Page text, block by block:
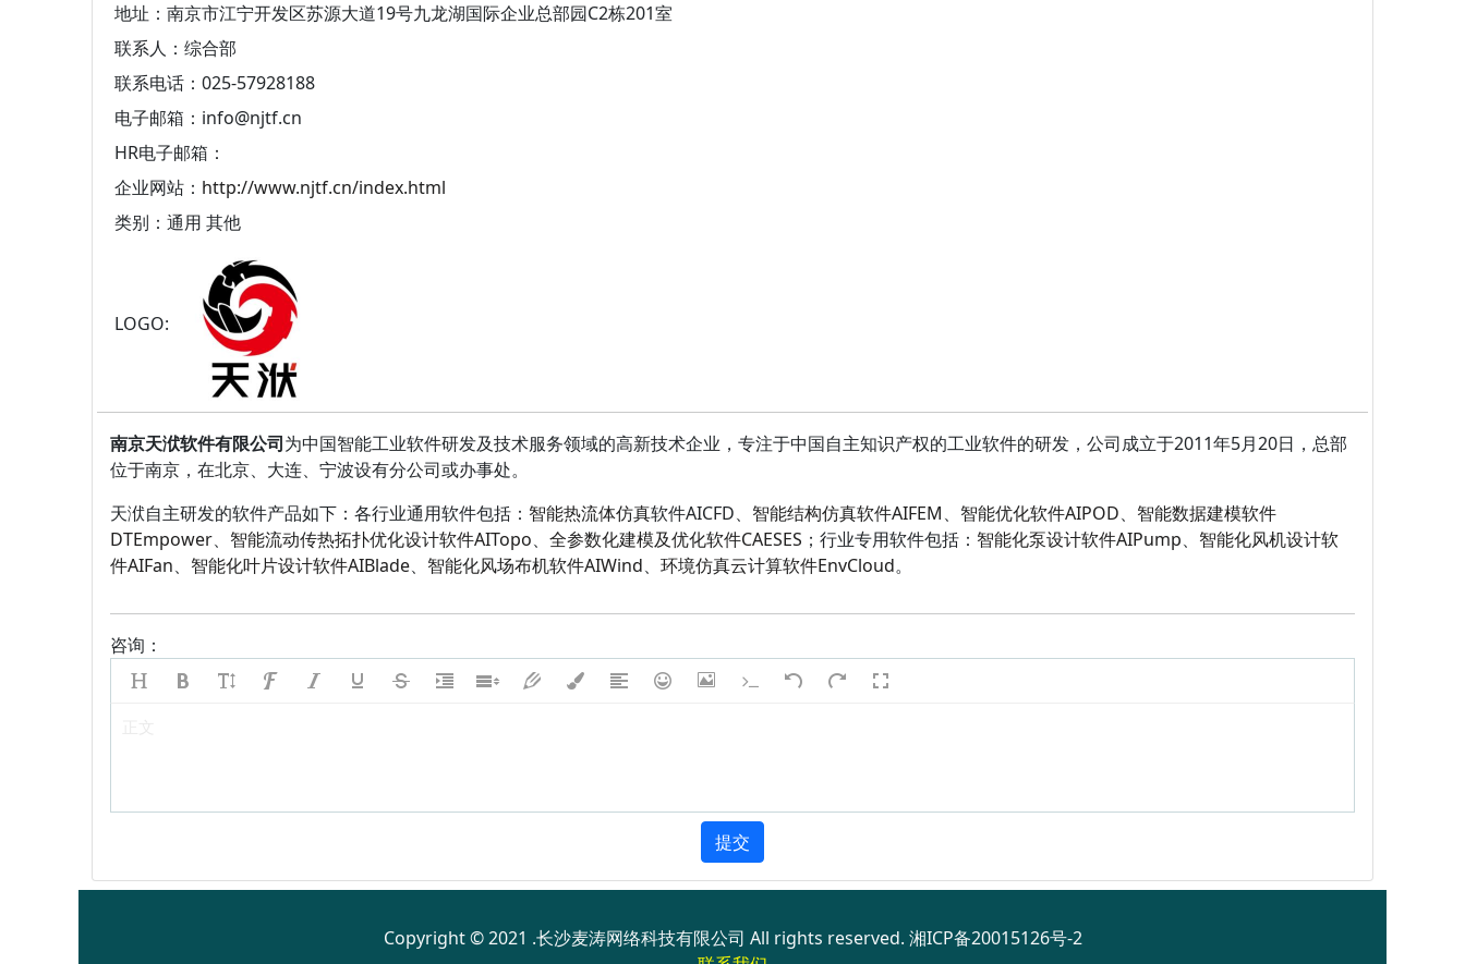
地址：南京市江宁开发区苏源大道19号九龙湖国际企业总部园C2栋201室
联系人：综合部
联系电话：025-57928188
电子邮箱：info@njtf.cn
HR电子邮箱：
企业网站： http://www.njtf.cn/index.html
类别：通用 其他
LOGO:
南京天洑软件有限公司为中国智能工业软件研发及技术服务领域的高新技术企业，专注于中国自主知识产权的工业软件的研发，公司成立于2011年5月20日，总部
位于南京，在北京、大连、宁波设有分公司或办事处。
天洑自主研发的软件产品如下：各行业通用软件包括： 智能热流体仿真软件AICFD、 智能结构仿真软件AIFEM、 智能优化软件AIPOD、 智能数据建模软件
DTEmpower、 智能流动传热拓扑优化设计软件AITopo、 全参数化建模及优化软件CAESES ；行业专用软件包括： 智能化泵设计软件AIPump、 智能化风机设计软
件AIFan、 智能化叶片设计软件AIBlade、 智能化风场布机软件AIWind、 环境仿真云计算软件EnvCloud。
咨询：
提交
Copyright © 2021 .长沙麦涛网络科技有限公司 All rights reserved. 湘ICP备20015126号-2